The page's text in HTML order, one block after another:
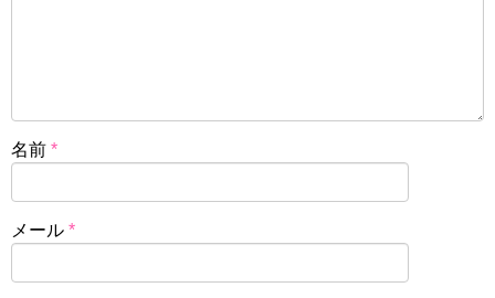
名前 *
メール *